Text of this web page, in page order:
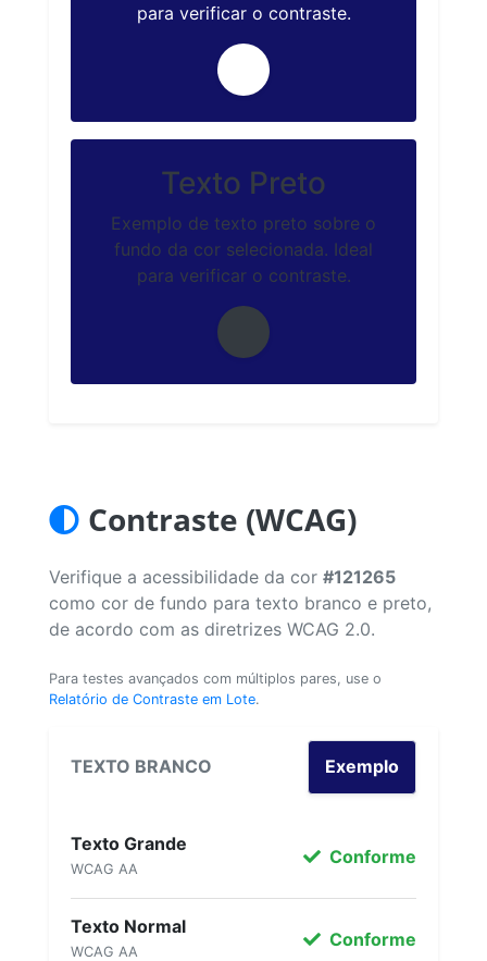
para verificar o contraste.
Texto Preto
Exemplo de texto preto sobre o
fundo da cor selecionada. Ideal
para verificar o contraste.
Contraste (WCAG)
Verifique a acessibilidade da cor #121265
como cor de fundo para texto branco e preto,
de acordo com as diretrizes WCAG 2.0.
Para testes avançados com múltiplos pares, use o
Relatório de Contraste em Lote.
TEXTO BRANCO Exemplo
Texto Grande
WCAG AA
Conforme
Texto Normal
WCAG AA
Conforme